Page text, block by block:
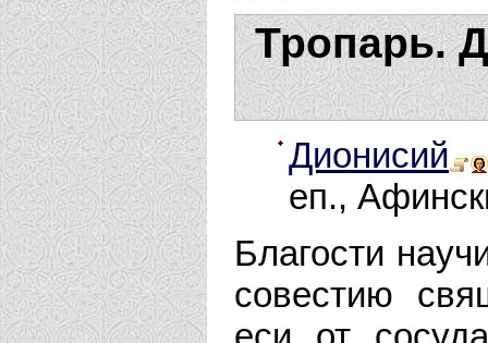
Тропарь.
Дионисий
еп.,
Благости
совестию